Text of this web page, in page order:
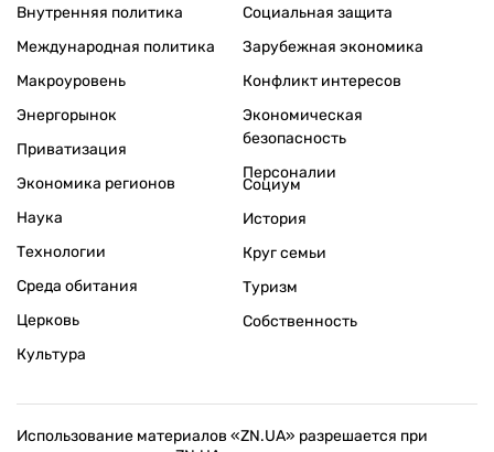
Внутренняя политика
Международная политика
Макроуровень
Энергорынок
Приватизация
Экономика регионов
Социальная защита
Зарубежная экономика
Конфликт интересов
Экономическая
безопасность
Персоналии
Наука
Технологии
Среда обитания
Церковь
Культура
Социум
История
Круг семьи
Туризм
Собственность
Использование материалов «ZN.UA» разрешается при